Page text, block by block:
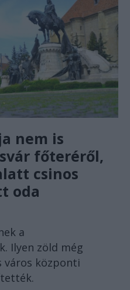
nem is
főteréről,
csinos
oda
a
Ilyen zöld még
város központi